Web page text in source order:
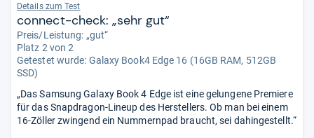
Details zum Test
connect-check: „sehr gut“
Preis/Leistung: „gut“
Platz 2 von 2
Getestet wurde: Galaxy Book4 Edge 16 (16GB RAM, 512GB
SSD)
„Das Samsung Galaxy Book 4 Edge ist eine gelungene Premiere
für das Snapdragon-Lineup des Herstellers. Ob man bei einem
16-Zöller zwingend ein Nummernpad braucht, sei dahingestellt.“